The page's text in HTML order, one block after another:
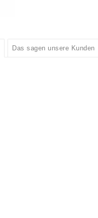
Das sagen unsere Kunden